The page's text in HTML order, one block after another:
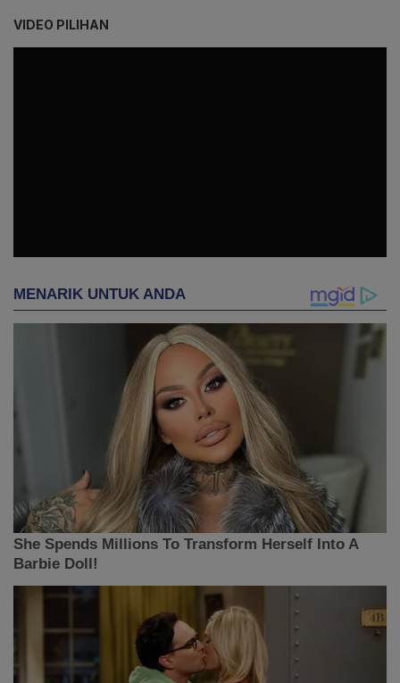
VIDEO PILIHAN